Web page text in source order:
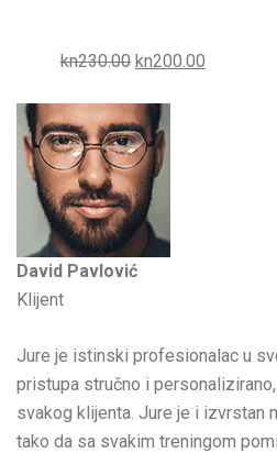
kn230.00 kn200.00
David Pavlović
Klijent
Jure je istinski profesionalac u
pristupa stručno i
svakog klijenta. Jure je i izvrstan
tako da sa svakim treningom